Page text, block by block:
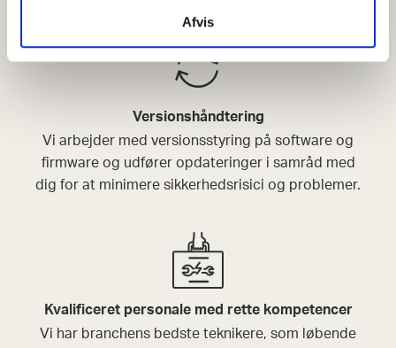
Afvis
Versionshåndtering
Vi arbejder med versionsstyring på software og
firmware og udfører opdateringer i samråd med
dig for at minimere sikkerhedsrisici og problemer.
Kvalificeret personale med rette kompetencer
Vi har branchens bedste teknikere, som løbende